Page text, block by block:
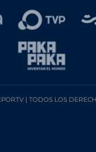
| TODOS LOS